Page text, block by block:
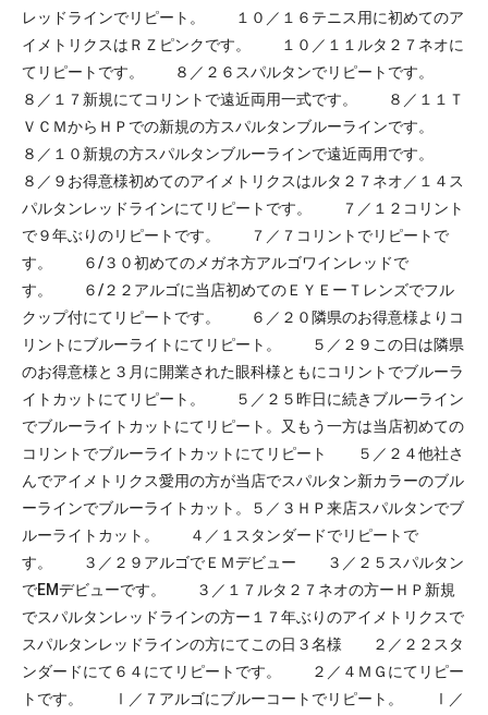
レッドラインでリピート。 １０／１６テニス用に初めてのア
イメトリクスはＲＺピンクです。 １０／１１ルタ２７ネオに
てリピートです。 ８／２６スパルタンでリピートです。
８／１７新規にてコリントで遠近両用一式です。 ８／１１Ｔ
ＶＣＭからＨＰでの新規の方スパルタンブルーラインです。
８／１０新規の方スパルタンブルーラインで遠近両用です。
８／９お得意様初めてのアイメトリクスはルタ２７ネオ／１４ス
パルタンレッドラインにてリピートです。 ７／１２コリント
で９年ぶりのリピートです。 ７／７コリントでリピートで
す。 ６/３０初めてのメガネ方アルゴワインレッドで
す。 ６/２２アルゴに当店初めてのＥＹＥーＴレンズでフル
クップ付にてリピートです。 ６／２０隣県のお得意様よりコ
リントにブルーライトにてリピート。 ５／２９この日は隣県
のお得意様と３月に開業された眼科様ともにコリントでブルーラ
イトカットにてリピート。 ５／２５昨日に続きブルーライン
でブルーライトカットにてリピート。又もう一方は当店初めての
コリントでブルーライトカットにてリピート ５／２４他社さ
んでアイメトリクス愛用の方が当店でスパルタン新カラーのブル
ーラインでブルーライトカット。５／３ＨＰ来店スパルタンでブ
ルーライトカット。 ４／１スタンダードでリピートで
す。 ３／２９アルゴでＥＭデビュー ３／２５スパルタン
でEMデビューです。 ３／１７ルタ２７ネオの方ーＨＰ新規
でスパルタンレッドラインの方ー１７年ぶりのアイメトリクスで
スパルタンレッドラインの方にてこの日３名様 ２／２２スタ
ンダードにて６４ にてリピートです。 ２／４ＭＧにてリピー
トです。 Ⅰ／７アルゴにブルーコートでリピート。 Ⅰ／